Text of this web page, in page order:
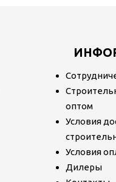
оптом
Условия
Условия
Дилеры